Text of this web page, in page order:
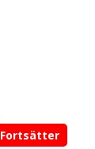
Fortsätter